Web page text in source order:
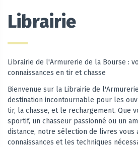
Librairie
Librairie de l'Armurerie de la Bourse :
connaissances en tir et chasse
Bienvenue sur la Librairie de
destination incontournable pour les
tir, la chasse, et le rechargement. Que
sportif, un chasseur passionné ou un
distance, notre sélection de livres vous
connaissances et les techniques